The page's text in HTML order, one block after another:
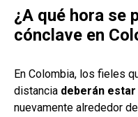
¿A qué hora se
cónclave en
En Colombia, los fieles
distancia deberán estar
nuevamente alrededor del